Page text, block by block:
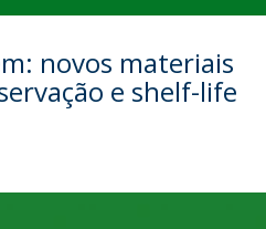
novos materiais
e shelf-life